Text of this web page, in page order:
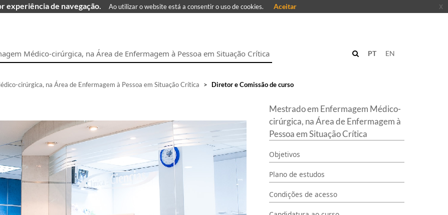
Médico-cirúrgica, na Área de Enfermagem à Pessoa em Situação Crítica EN
PT
cirúrgica, na Área de Enfermagem à Pessoa em Situação Crítica > Diretor e Comissão de curso
Mestrado em Enfermagem Médico-
cirúrgica, na Área de Enfermagem à
Pessoa em Situação Crítica
Objetivos
Plano de estudos
Condições de acesso
experiência de navegação. Ao utilizar o website está a consentir o uso de cookies. Aceitar x